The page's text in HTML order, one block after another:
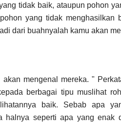
tidak baik, ataupun pohon
yang tidak menghasilkan
dari buahnyalah kamu akan
akan mengenal mereka. "
berbagai tipu muslihat
baik. Sebab apa
halnya seperti apa yang enak